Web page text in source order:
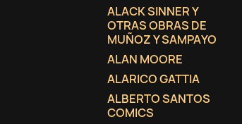
ALACK SINNER Y
OTRAS OBRAS DE
MUÑOZ Y SAMPAYO
ALAN MOORE
ALARICO GATTIA
ALBERTO SANTOS
COMICS